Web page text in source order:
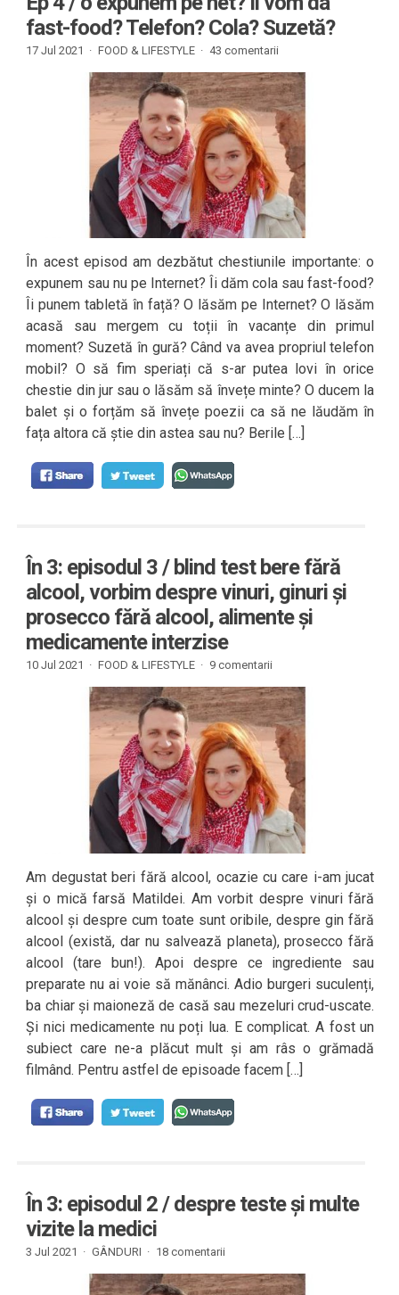
fast-food? Telefon? Cola? Suzetă?
17 Jul 2021 · FOOD & LIFESTYLE · 43 comentarii
În acest episod am dezbătut chestiunile importante: o
expunem sau nu pe Internet? Îi dăm cola sau fast-food?
Îi punem tabletă în față? O lăsăm pe Internet? O lăsăm
acasă sau mergem cu toții în vacanțe din primul
moment? Suzetă în gură? Când va avea propriul telefon
mobil? O să fim speriați că s-ar putea lovi în orice
chestie din jur sau o lăsăm să învețe minte? O ducem la
balet și o forțăm să învețe poezii ca să ne lăudăm în
fața altora că știe din astea sau nu? Berile […]
În 3: episodul 3 / blind test bere fără
alcool, vorbim despre vinuri, ginuri și
prosecco fără alcool, alimente și
medicamente interzise
10 Jul 2021 · FOOD & LIFESTYLE · 9 comentarii
Am degustat beri fără alcool, ocazie cu care i-am jucat
și o mică farsă Matildei. Am vorbit despre vinuri fără
alcool și despre cum toate sunt oribile, despre gin fără
alcool (există, dar nu salvează planeta), prosecco fără
alcool (tare bun!). Apoi despre ce ingrediente sau
preparate nu ai voie să mănânci. Adio burgeri suculenți,
ba chiar și maioneză de casă sau mezeluri crud-uscate.
Și nici medicamente nu poți lua. E complicat. A fost un
subiect care ne-a plăcut mult și am râs o grămadă
filmând. Pentru astfel de episoade facem […]
În 3: episodul 2 / despre teste și multe
vizite la medici
3 Jul 2021 · GÂNDURI · 18 comentarii